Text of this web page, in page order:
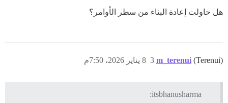
هل حاولت إعادة البناء من سطر الأوامر؟
m_terenui (Terenui) 8 يناير 2026، 7:50م 3
itsbhanusharma: